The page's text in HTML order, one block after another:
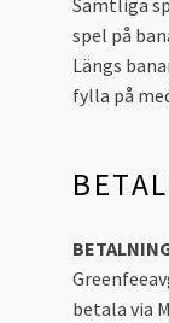
Samtliga
spel på
Längs
fylla på
betala via